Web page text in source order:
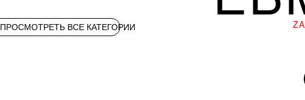
ПРОСМОТРЕТЬ ВСЕ КАТЕГОРИИ